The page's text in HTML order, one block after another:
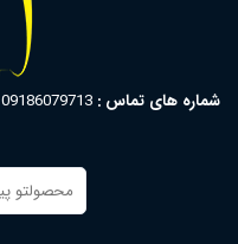
شماره های تماس : 09186079713